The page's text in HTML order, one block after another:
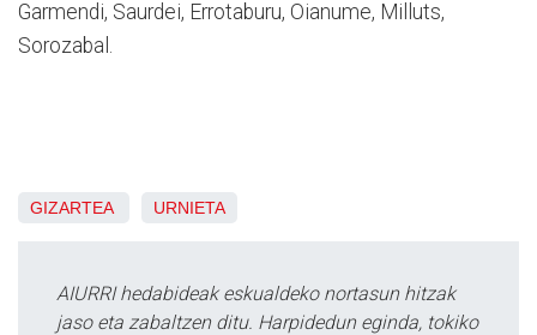
Garmendi, Saurdei, Errotaburu, Oianume, Milluts,
Sorozabal.
GIZARTEA URNIETA
AIURRI hedabideak eskualdeko nortasun hitzak
jaso eta zabaltzen ditu. Harpidedun eginda, tokiko